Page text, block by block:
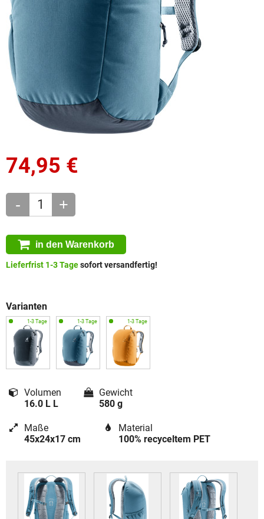
74,95 €
- +
in den Warenkorb
Lieferfrist 1-3 Tagesofort versandfertig!
Varianten
Volumen
16.0 L L
Gewicht
580 g
Maße
45x24x17 cm
Material
100% recyceltem PET